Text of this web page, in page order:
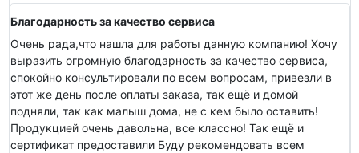
Благодарность за качество сервиса
Очень рада,что нашла для работы данную компанию! Хочу
выразить огромную благодарность за качество сервиса,
спокойно консультировали по всем вопросам, привезли в
этот же день после оплаты заказа, так ещё и домой
подняли, так как малыш дома, не с кем было оставить!
Продукцией очень давольна, все классно! Так ещё и
сертификат предоставили Буду рекомендовать всем